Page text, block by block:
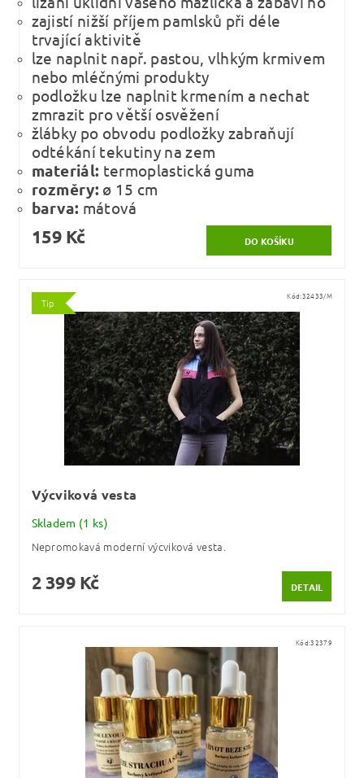
zajistí nižší příjem pamlsků při déle
trvající aktivitě
lze naplnit např. pastou, vlhkým krmivem
nebo mléčnými produkty
podložku lze naplnit krmením a nechat
zmrazit pro větší osvěžení
žlábky po obvodu podložky zabraňují
odtékání tekutiny na zem
materiál: termoplastická guma
rozměry: ø 15 cm
barva: mátová
159 Kč
Tip
Kód:32433/M
Výcviková vesta
Skladem (1 ks)
Nepromokavá moderní výcviková vesta.
2 399 Kč DETAIL
Kód:32379